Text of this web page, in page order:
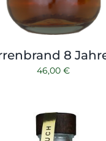
8
46,00 €